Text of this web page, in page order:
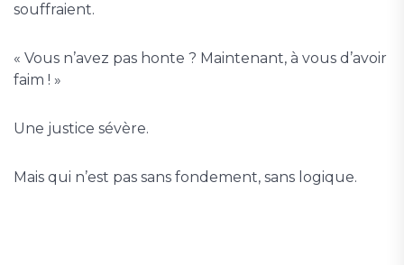
souffraient.
« Vous n’avez pas honte ? Maintenant, à vous d’avoir
faim ! »
Une justice sévère.
Mais qui n’est pas sans fondement, sans logique.